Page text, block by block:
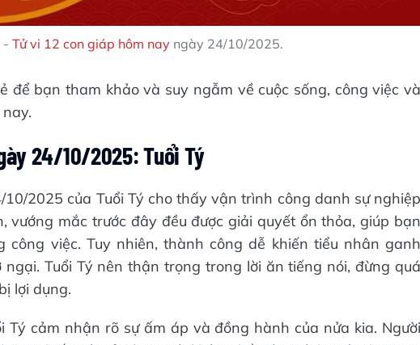
- Tử vi 12 con giáp hôm nay ngày 24/10/2025.
để bạn tham khảo và suy ngẫm về cuộc sống, công việc và
24/10/2025: Tuổi Tý
10/2025 của Tuổi Tý cho thấy vận trình công danh sự
vướng mắc trước đây đều được giải quyết ổn thỏa, giúp bạn
việc. Tuy nhiên, thành công dễ khiến tiểu nhân ganh
Tuổi Tý nên thận trọng trong lời ăn tiếng nói, đừng quá
lợi dụng.
Tý cảm nhận rõ sự ấm áp và đồng hành của nửa kia. Người